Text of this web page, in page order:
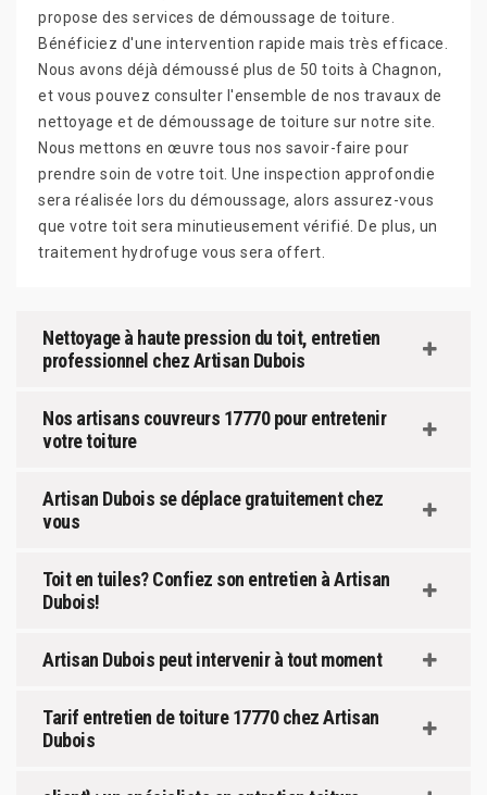
propose des services de démoussage de toiture.
Bénéficiez d'une intervention rapide mais très efficace.
Nous avons déjà démoussé plus de 50 toits à Chagnon,
et vous pouvez consulter l'ensemble de nos travaux de
nettoyage et de démoussage de toiture sur notre site.
Nous mettons en œuvre tous nos savoir-faire pour
prendre soin de votre toit. Une inspection approfondie
sera réalisée lors du démoussage, alors assurez-vous
que votre toit sera minutieusement vérifié. De plus, un
traitement hydrofuge vous sera offert.
Nettoyage à haute pression du toit, entretien
professionnel chez Artisan Dubois
Nos artisans couvreurs 17770 pour entretenir
votre toiture
Artisan Dubois se déplace gratuitement chez
vous
Toit en tuiles? Confiez son entretien à Artisan
Dubois!
Artisan Dubois peut intervenir à tout moment
Tarif entretien de toiture 17770 chez Artisan
Dubois